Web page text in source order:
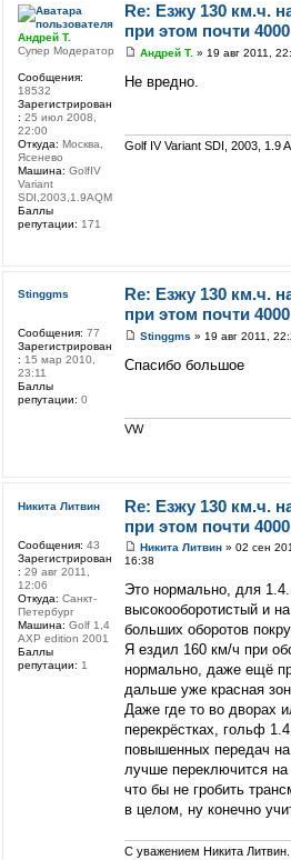
Re: Езжу 130 км.ч.
при этом почти
Андрей Т. » 19 авг 2011,
Не вредно.
Golf IV Variant SDI, 2003, 1.9
Андрей Т.
Супер Модератор
Сообщения:
18532
Зарегистрирован
: 25 июл 2008,
22:00
Откуда: Москва,
Ясенево
Машина: GolfIV
Variant
SDI,2003,1.9AQM
Баллы
репутации: 171
Re: Езжу 130 км.ч.
при этом почти
Stinggms » 19 авг 2011,
Спасибо большое
VW
Stinggms
Сообщения: 77
Зарегистрирован
: 15 мар 2010,
23:11
Баллы
репутации: 0
Re: Езжу 130 км.ч.
при этом почти
Никита Литвин» 02 сен
16:38
Это нормально, для
высокооборотистый и
больших оборотов
Я ездил 160 км/ч при
нормально, даже ещё
дальше уже красная
Даже где то во дворах
перекрёстках, гольф
повышенных передач на
лучше переключится на
что бы не гробить
в целом, ну конечно
С уважением Никита Литвин.
Никита Литвин
Сообщения: 43
Зарегистрирован
: 29 авг 2011,
12:06
Откуда: Санкт-
Петербург
Машина: Golf 1,4
AXP edition 2001
Баллы
репутации: 1